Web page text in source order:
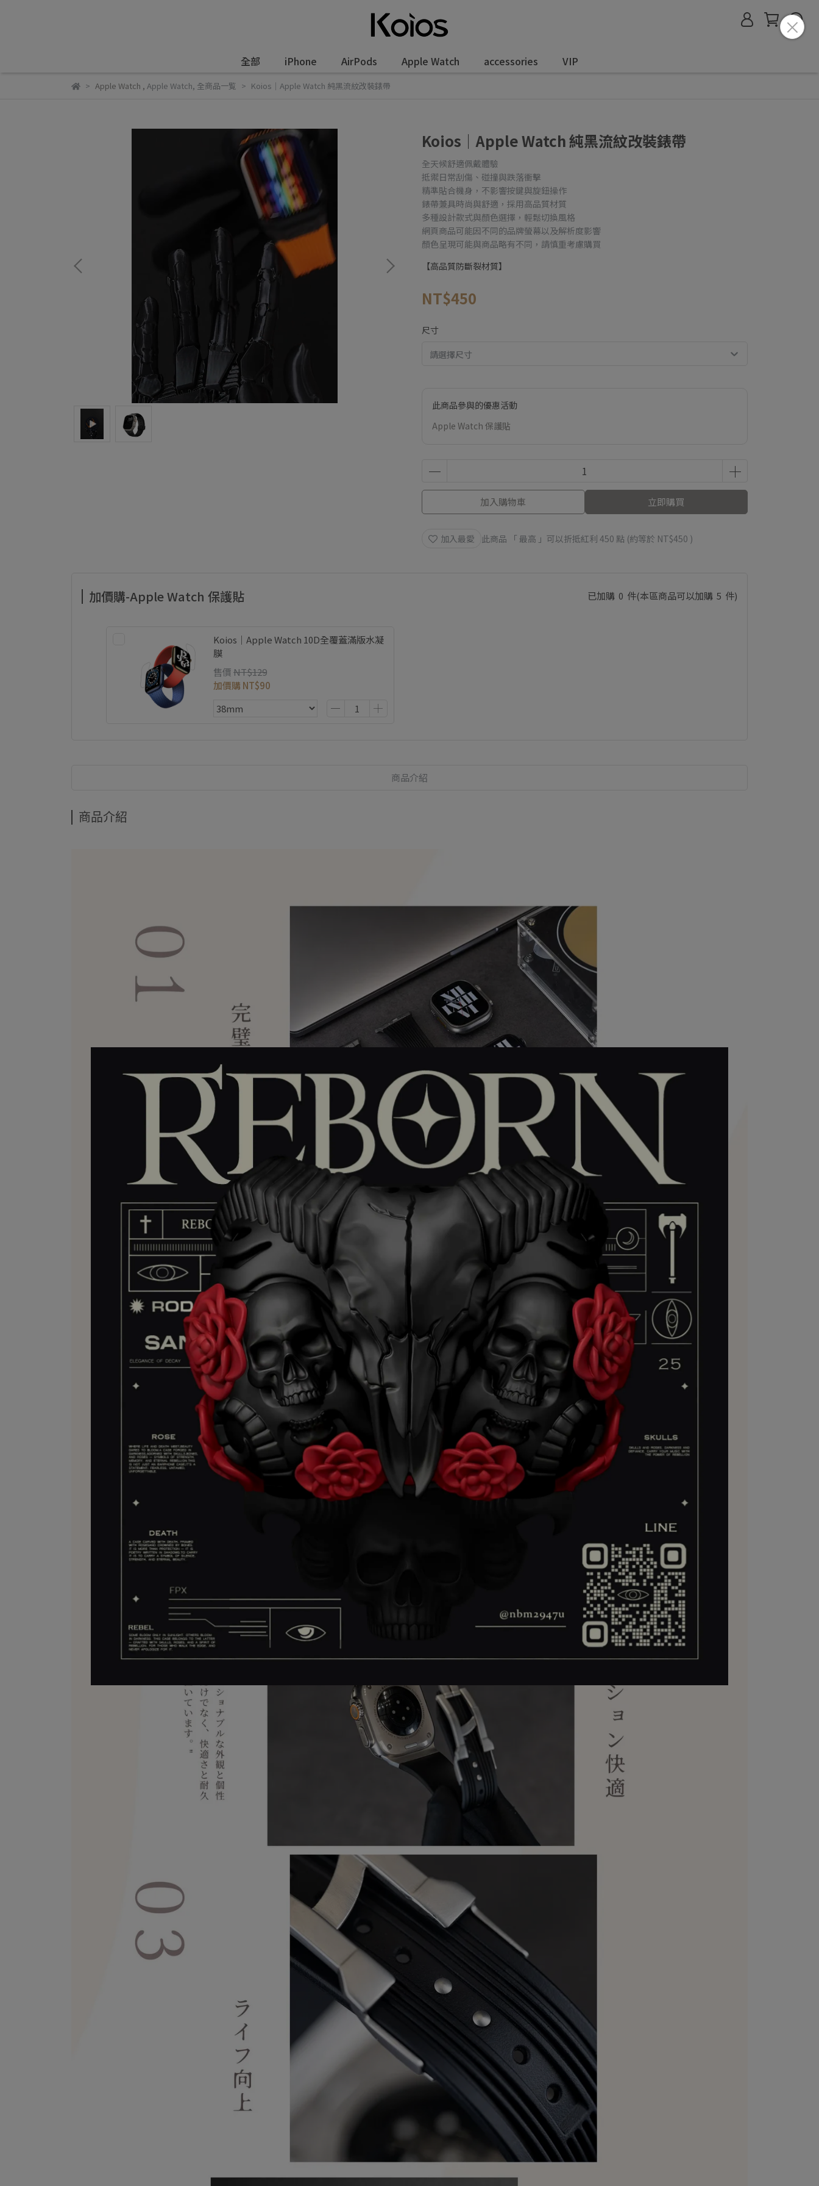
全部 iPhone AirPods Apple Watch accessories VIP
Apple Watch , Apple Watch, 全商品一覧 Koios｜Apple Watch 純黑流紋改裝錶帶
Koios｜Apple Watch 純黑流紋改裝錶帶
全天候舒適佩戴體驗
抵禦日常刮傷、碰撞與跌落衝擊
精準貼合機身，不影響按鍵與旋鈕操作
錶帶兼具時尚與舒適，採用高品質材質
多種設計款式與顏色選擇，輕鬆切換風格
網頁商品可能因不同的品牌螢幕以及解析度影響
顏色呈現可能與商品略有不同，請慎重考慮購買
【高品質防斷裂材質】
NT$450
尺寸
此商品參與的優惠活動
Apple Watch 保護貼
加入購物車 立即購買
加入最愛 此商品 「 最高 」可以折抵紅利 450 點 (約等於 NT$450 )
加價購-Apple Watch 保護貼 已加購 0 件(本區商品可以加購 5 件)
Koios｜Apple Watch 10D全覆蓋滿版水凝
膜
售價NT$129
加價購 NT$90
商品介紹
商品介紹